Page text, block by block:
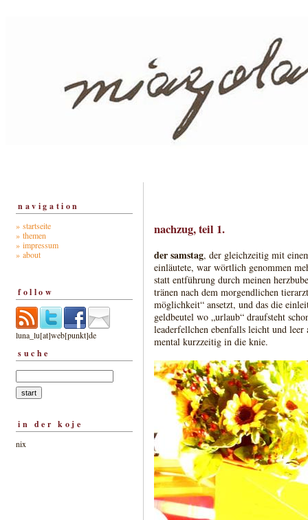
navigation
» startseite
» themen
» impressum
» about
follow
luna_lu[at]web[punkt]de
suche
in der koje
nix
nachzug, teil 1.
der samstag, der gleichzeitig mit
einläutete, war wörtlich genommen
statt entführung durch meinen
tränen nach dem morgendlichen
möglichkeit“ ansetzt, und das die
geldbeutel wo „urlaub“ draufsteht
leaderfellchen ebenfalls leicht und
mental kurzzeitig in die knie.